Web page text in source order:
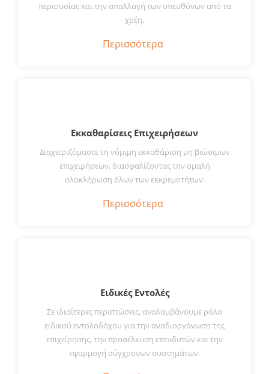
περιουσίας και την απαλλαγή των υπευθύνων από τα
χρέη.
Περισσότερα
Εκκαθαρίσεις Επιχειρήσεων
Διαχειριζόμαστε τη νόμιμη εκκαθάριση μη βιώσιμων
επιχειρήσεων, διασφαλίζοντας την ομαλή
ολοκλήρωση όλων των εκκρεμοτήτων.
Περισσότερα
Ειδικές Εντολές
Σε ιδιαίτερες περιπτώσεις, αναλαμβάνουμε ρόλο
ειδικού εντολοδόχου για την αναδιοργάνωση της
επιχείρησης, την προσέλκυση επενδυτών και την
εφαρμογή σύγχρονων συστημάτων.